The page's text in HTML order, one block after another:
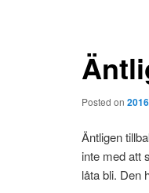
Posted on
Äntligen
inte med att
låta bli. Den